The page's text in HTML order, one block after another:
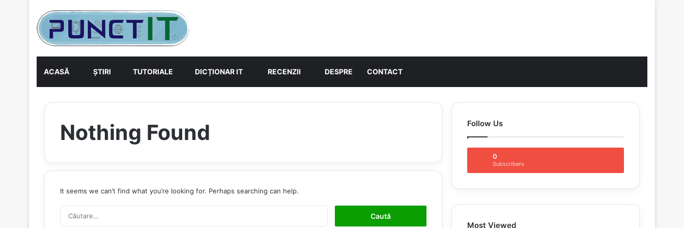
ACASĂ ȘTIRI TUTORIALE DICȚIONAR IT RECENZII DESPRE CONTACT
Nothing Found
It seems we can’t find what you’re looking for. Perhaps searching can help.
Follow Us
0
Subscribers
Most Viewed